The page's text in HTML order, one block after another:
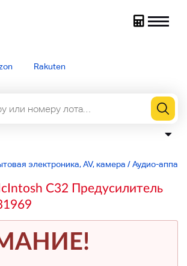
Rakuten
электроника, AV, камера /Аудио-
C32 Предусилитель